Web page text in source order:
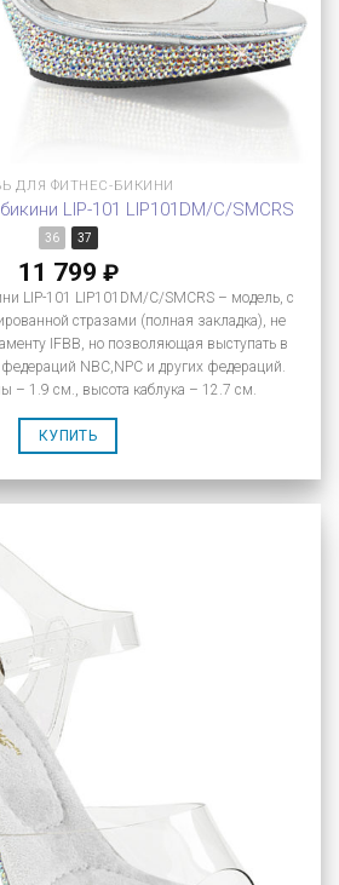
ДЛЯ ФИТНЕС-БИКИНИ
LIP-101 LIP101DM/C/SMCRS
36 37
11 799 ₽
LIP-101 LIP101DM/C/SMCRS – модель, с
стразами (полная закладка), не
IFBB, но позволяющая выступать в
NBC,NPC и других федераций.
– 1.9 см., высота каблука – 12.7 см.
КУПИТЬ